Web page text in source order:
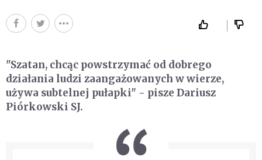
"Szatan, chcąc powstrzymać od dobrego
działania ludzi zaangażowanych w wierze,
używa subtelnej pułapki" - pisze Dariusz
Piórkowski SJ.